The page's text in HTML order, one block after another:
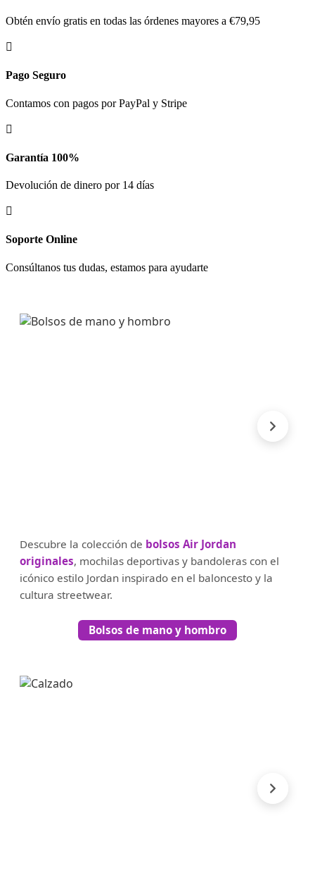
Obtén envío gratis en todas las órdenes mayores a €79,95

Pago Seguro
Contamos con pagos por PayPal y Stripe

Garantía 100%
Devolución de dinero por 14 días

Soporte Online
Consúltanos tus dudas, estamos para ayudarte
Descubre la colección de bolsos Air Jordan
originales, mochilas deportivas y bandoleras con el
icónico estilo Jordan inspirado en el baloncesto y la
cultura streetwear.
Bolsos de mano y hombro